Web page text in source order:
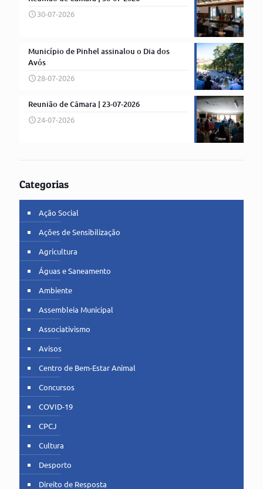
30-07-2026
Município de Pinhel assinalou o Dia dos
Avós
28-07-2026
Reunião de Câmara | 23-07-2026
24-07-2026
Categorias
Ação Social
Ações de Sensibilização
Agricultura
Águas e Saneamento
Ambiente
Assembleia Municipal
Associativismo
Avisos
Centro de Bem-Estar Animal
Concursos
COVID-19
CPCJ
Cultura
Desporto
Direito de Resposta